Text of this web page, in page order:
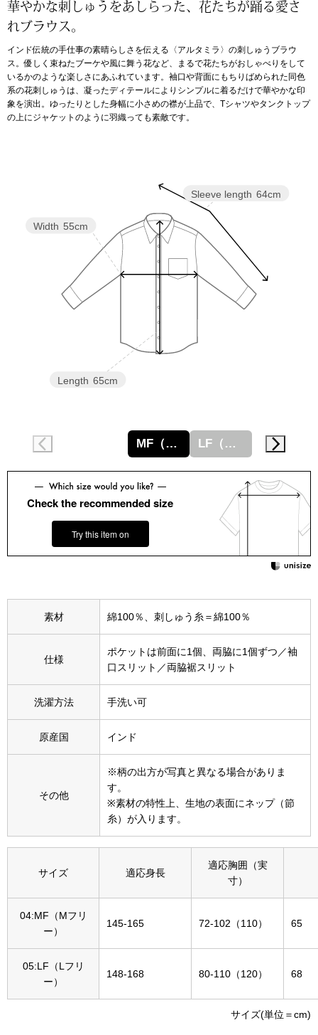
ダーウェア
ン雑貨
Miss Kyouko／ミスキョウコ
ランド
ズ
ボストンバッグ
スーツケース
スリップオン
レースアップ
その他
財布／小物
財布／コイン
ポーチ
その他
その他
ファッション
ネクタイ
華やかな刺しゅうをあしらった、花たちが踊る愛さ
れブラウス。
インド伝統の手仕事の素晴らしさを伝える〈アルタミラ〉の刺しゅうブラウ
ス。優しく束ねたブーケや風に舞う花など、まるで花たちがおしゃべりをして
いるかのような楽しさにあふれています。袖口や背面にもちりばめられた同色
系の花刺しゅうは、凝ったディテールによりシンプルに着るだけで華やかな印
象を演出。ゆったりとした身幅に小さめの襟が上品で、Tシャツやタンクトップ
の上にジャケットのように羽織っても素敵です。
Sleeve length 64cm
Length 65cm
Width 55cm
MF（Mフリー） LF（Lフリー）
Check the recommended size
Try this item on
素材 綿100％、刺しゅう糸＝綿100％
仕様
ポケットは前面に1個、両脇に1個ずつ／袖
口スリット／両脇裾スリット
洗濯方法 手洗い可
原産国 インド
その他
※柄の出方が写真と異なる場合がありま
す。
※素材の特性上、生地の表面にネップ（節
糸）が入ります。
サイズ 適応身長
適応胸囲（実
寸）
04:MF（Mフリ
ー）
145-165 72-102（110） 65
05:LF（Lフリ
ー）
148-168 80-110（120） 68
サイズ(単位＝cm)